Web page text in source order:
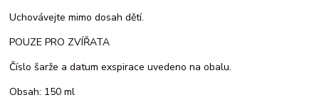
Uchovávejte mimo dosah dětí.
POUZE PRO ZVÍŘATA
Číslo šarže a datum exspirace uvedeno na obalu.
Obsah: 150 ml